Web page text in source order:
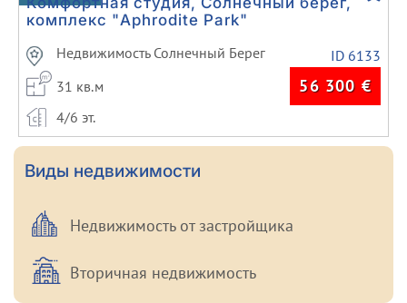
комплекс "Aphrodite Park"
Недвижимость Солнечный Берег
ID 6133
31 кв.м
56 300 €
4/6 эт.
Виды недвижимости
Недвижимость от застройщика
Вторичная недвижимость